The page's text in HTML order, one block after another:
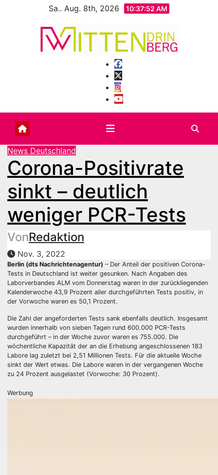
Sa.. Aug. 8th, 2026 10:37:54 AM
News Deutschland
Corona-Positivrate
sinkt – deutlich
weniger PCR-Tests
VonRedaktion
Nov. 3, 2022
Berlin (dts Nachrichtenagentur) – Der Anteil der positiven Corona-
Tests in Deutschland ist weiter gesunken. Nach Angaben des
Laborverbandes ALM vom Donnerstag waren in der zurückliegenden
Kalenderwoche 43,9 Prozent aller durchgeführten Tests positiv, in
der Vorwoche waren es 50,1 Prozent.
Die Zahl der angeforderten Tests sank ebenfalls deutlich. Insgesamt
wurden innerhalb von sieben Tagen rund 600.000 PCR-Tests
durchgeführt – in der Woche zuvor waren es 755.000. Die
wöchentliche Kapazität der an die Erhebung angeschlossenen 183
Labore lag zuletzt bei 2,51 Millionen Tests. Für die aktuelle Woche
sinkt der Wert etwas. Die Labore waren in der vergangenen Woche
zu 24 Prozent ausgelastet (Vorwoche: 30 Prozent).
Werbung